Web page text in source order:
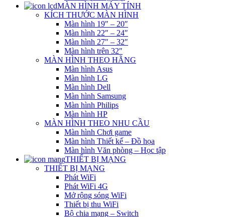
MÀN HÌNH MÁY TÍNH
KÍCH THƯỚC MÀN HÌNH
Màn hình 19″ – 20″
Màn hình 22″ – 24″
Màn hình 27″ – 32″
Màn hình trên 32″
MÀN HÌNH THEO HÃNG
Màn hình Asus
Màn hình LG
Màn hình Dell
Màn hình Samsung
Màn hình Philips
Màn hình HP
MÀN HÌNH THEO NHU CẦU
Màn hình Chơi game
Màn hình Thiết kế – Đồ họa
Màn hình Văn phòng – Học tập
THIẾT BỊ MẠNG
THIẾT BỊ MẠNG
Phát WiFi
Phát WiFi 4G
Mở rộng sóng WiFi
Thiết bị thu WiFi
Bộ chia mạng – Switch